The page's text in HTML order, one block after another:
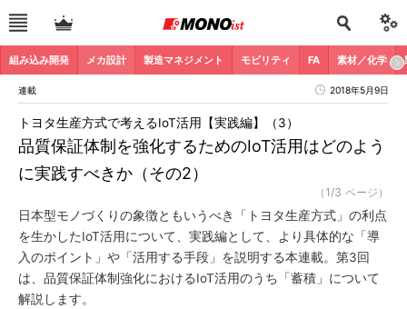
組み込み開発 メカ設計 製造マネジメント モビリティ FA 素材／化学
連載 2018年5月9日
品質保証体制を強化するためのIoT活用はどのよう
に実践すべきか（その2）
トヨタ生産方式で考えるIoT活用【実践編】（3）
（1/3 ページ）
日本型モノづくりの象徴ともいうべき「トヨタ生産方式」の利点
を生かしたIoT活用について、実践編として、より具体的な「導
入のポイント」や「活用する手段」を説明する本連載。第3回
は、品質保証体制強化におけるIoT活用のうち「蓄積」について
解説します。